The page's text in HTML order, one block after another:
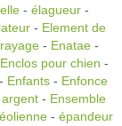
- élagueur -
- Element de
- Enatae -
Enclos pour chien -
- Enfants - Enfonce
- Ensemble
éolienne - épandeur